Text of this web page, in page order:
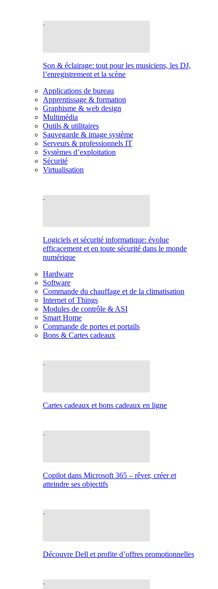
Son & éclairage: tout pour les musiciens, les DJ,
l’enregistrement et la scène
Applications de bureau
Apprentissage & formation
Graphisme & web design
Multimédia
Outils & utilitaires
Sauvegarde & image système
Serveurs & professionnels IT
Systèmes d’exploitation
Sécurité
Virtualisation
Logiciels et sécurité informatique: évolue
efficacement et en toute sécurité dans le monde
numérique
Hardware
Software
Commande du chauffage et de la climatisation
Internet of Things
Modules de contrôle & ASI
Smart Home
Commande de portes et portails
Bons & Cartes cadeaux
Cartes cadeaux et bons cadeaux en ligne
Copilot dans Microsoft 365 – rêver, créer et
atteindre ses objectifs
Découvre Dell et profite d’offres promotionnelles